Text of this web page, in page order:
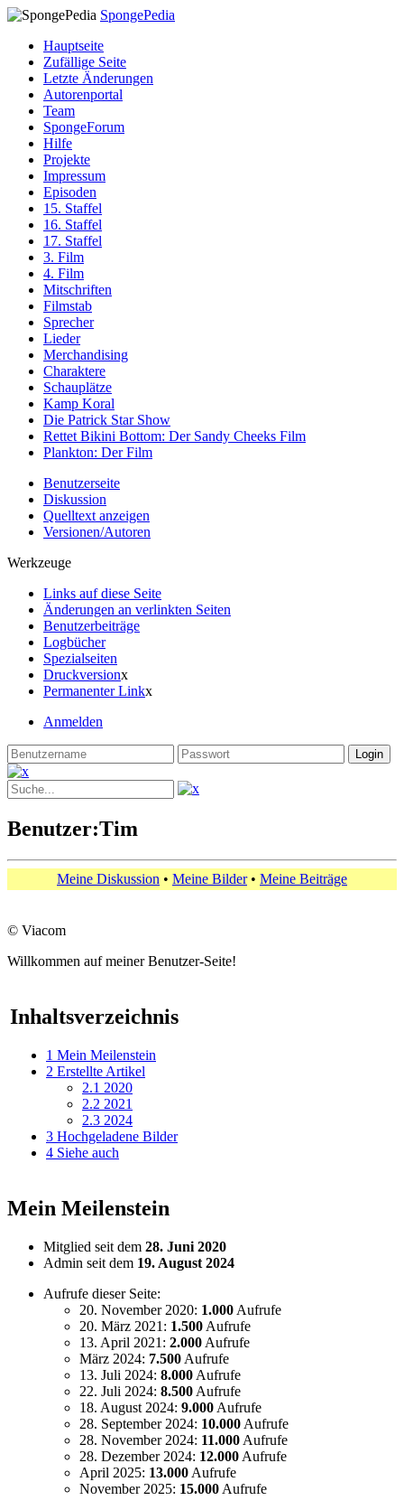
SpongePedia
Hauptseite
Zufällige Seite
Letzte Änderungen
Autorenportal
Team
SpongeForum
Hilfe
Projekte
Impressum
Episoden
15. Staffel
16. Staffel
17. Staffel
3. Film
4. Film
Mitschriften
Filmstab
Sprecher
Lieder
Merchandising
Charaktere
Schauplätze
Kamp Koral
Die Patrick Star Show
Rettet Bikini Bottom: Der Sandy Cheeks Film
Plankton: Der Film
Benutzerseite
Diskussion
Quelltext anzeigen
Versionen/Autoren
Werkzeuge
Links auf diese Seite
Änderungen an verlinkten Seiten
Benutzerbeiträge
Logbücher
Spezialseiten
Druckversionx
Permanenter Linkx
Anmelden
Benutzer:Tim
Meine Diskussion • Meine Bilder• Meine Beiträge
© Viacom
Willkommen auf meiner Benutzer-Seite!
Inhaltsverzeichnis
1 Mein Meilenstein
2 Erstellte Artikel
2.1 2020
2.2 2021
2.3 2024
3 Hochgeladene Bilder
4 Siehe auch
Mein Meilenstein
Mitglied seit dem 28. Juni 2020
Admin seit dem 19. August 2024
Aufrufe dieser Seite:
20. November 2020: 1.000 Aufrufe
20. März 2021: 1.500 Aufrufe
13. April 2021: 2.000 Aufrufe
März 2024: 7.500 Aufrufe
13. Juli 2024: 8.000 Aufrufe
22. Juli 2024: 8.500 Aufrufe
18. August 2024: 9.000 Aufrufe
28. September 2024: 10.000 Aufrufe
28. November 2024: 11.000 Aufrufe
28. Dezember 2024: 12.000 Aufrufe
April 2025: 13.000 Aufrufe
November 2025: 15.000 Aufrufe